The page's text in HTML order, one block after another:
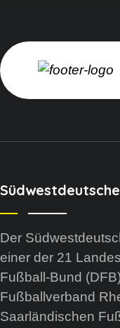
Der
einer der 21
Fußball-Bund
Fußballverband
Saarländischen